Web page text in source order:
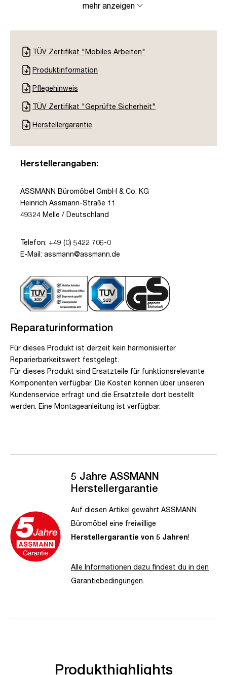
mehr anzeigen
TÜV Zertifikat "Mobiles Arbeiten"
Produktinformation
Pflegehinweis
TÜV Zertifikat "Geprüfte Sicherheit"
Herstellergarantie
Herstellerangaben:
ASSMANN Büromöbel GmbH & Co. KG
Heinrich Assmann-Straße 11
49324 Melle / Deutschland
Telefon: +49 (0) 5422 706-0
E-Mail: assmann@assmann.de
Reparaturinformation
Für dieses Produkt ist derzeit kein harmonisierter
Reparierbarkeitswert festgelegt.
Für dieses Produkt sind Ersatzteile für funktionsrelevante
Komponenten verfügbar. Die Kosten können über unseren
Kundenservice erfragt und die Ersatzteile dort bestellt
werden. Eine Montageanleitung ist verfügbar.
5 Jahre ASSMANN
Herstellergarantie
Auf diesen Artikel gewährt ASSMANN
Büromöbel eine freiwillige
Herstellergarantie von 5 Jahren!
Alle Informationen dazu findest du in den
Garantiebedingungen.
Produkthighlights